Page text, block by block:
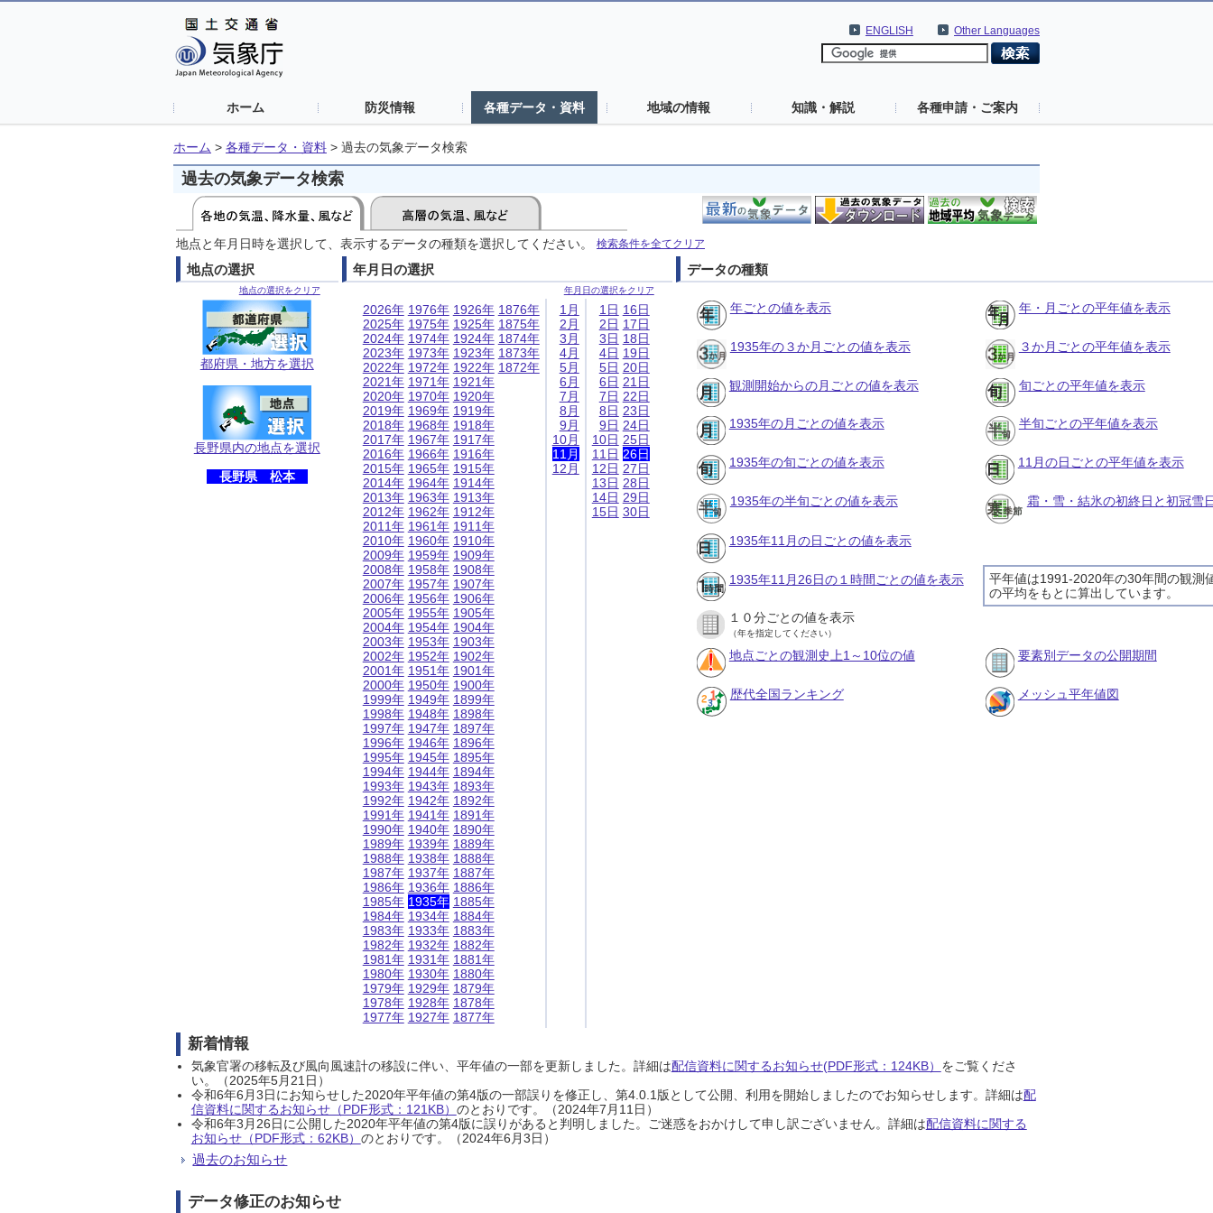
Other Languages
ENGLISH
ホーム 防災情報 各種データ・資料 地域の情報 知識・解説 各種申請・ご案内
ホーム > 各種データ・資料 > 過去の気象データ検索
過去の気象データ検索
地点と年月日時を選択して、表示するデータの種類を選択してください。 検索条件を全てクリア
地点の選択
地点の選択をクリア
都府県・地方を選択
長野県内の地点を選択
長野県 松本
年月日の選択
年月日の選択をクリア
2026年
2025年
2024年
2023年
2022年
2021年
2020年
2019年
2018年
2017年
2016年
2015年
2014年
2013年
2012年
2011年
2010年
2009年
2008年
2007年
2006年
2005年
2004年
2003年
2002年
2001年
2000年
1999年
1998年
1997年
1996年
1995年
1994年
1993年
1992年
1991年
1990年
1989年
1988年
1987年
1986年
1985年
1984年
1983年
1982年
1981年
1980年
1979年
1978年
1977年
1976年
1975年
1974年
1973年
1972年
1971年
1970年
1969年
1968年
1967年
1966年
1965年
1964年
1963年
1962年
1961年
1960年
1959年
1958年
1957年
1956年
1955年
1954年
1953年
1952年
1951年
1950年
1949年
1948年
1947年
1946年
1945年
1944年
1943年
1942年
1941年
1940年
1939年
1938年
1937年
1936年
1935年
1934年
1933年
1932年
1931年
1930年
1929年
1928年
1927年
1926年
1925年
1924年
1923年
1922年
1921年
1920年
1919年
1918年
1917年
1916年
1915年
1914年
1913年
1912年
1911年
1910年
1909年
1908年
1907年
1906年
1905年
1904年
1903年
1902年
1901年
1900年
1899年
1898年
1897年
1896年
1895年
1894年
1893年
1892年
1891年
1890年
1889年
1888年
1887年
1886年
1885年
1884年
1883年
1882年
1881年
1880年
1879年
1878年
1877年
1876年
1875年
1874年
1873年
1872年
1月
2月
3月
4月
5月
6月
7月
8月
9月
10月
11月
12月
1日
2日
3日
4日
5日
6日
7日
8日
9日
10日
11日
12日
13日
14日
15日
16日
17日
18日
19日
20日
21日
22日
23日
24日
25日
26日
27日
28日
29日
30日
データの種類
年ごとの値を表示 年・月ごとの平年値を表示
1935年の３か月ごとの値を表示 ３か月ごとの平年値を表示
観測開始からの月ごとの値を表示 旬ごとの平年値を表示
1935年の月ごとの値を表示 半旬ごとの平年値を表示
1935年の旬ごとの値を表示 11月の日ごとの平年値を表示
1935年の半旬ごとの値を表示 霜・雪・結氷の初終日と初冠雪
1935年11月の日ごとの値を表示
平年値は1991-2020年の30年間の観測
の平均をもとに算出しています。
1935年11月26日の１時間ごとの値を表示
１０分ごとの値を表示
（年を指定してください）
地点ごとの観測史上1～10位の値 要素別データの公開期間
歴代全国ランキング メッシュ平年値図
新着情報
気象官署の移転及び風向風速計の移設に伴い、平年値の一部を更新しました。詳細は配信資料に関するお知らせ(PDF形式：124KB） をご覧くださ
い。（2025年5月21日）
令和6年6月3日にお知らせした2020年平年値の第4版の一部誤りを修正し、第4.0.1版として公開、利用を開始しましたのでお知らせします。詳細は配
信資料に関するお知らせ（PDF形式：121KB） のとおりです。（2024年7月11日）
令和6年3月26日に公開した2020年平年値の第4版に誤りがあると判明しました。ご迷惑をおかけして申し訳ございません。詳細は配信資料に関する
お知らせ（PDF形式：62KB） のとおりです。（2024年6月3日）
過去のお知らせ
データ修正のお知らせ